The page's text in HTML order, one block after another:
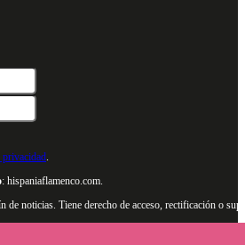
privacidad
: hispaniaflamenco.com.
de noticias. Tiene derecho de acceso, rectificación o